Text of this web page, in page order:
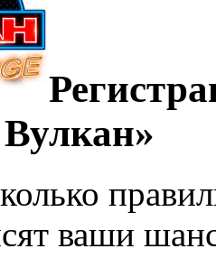
ваши